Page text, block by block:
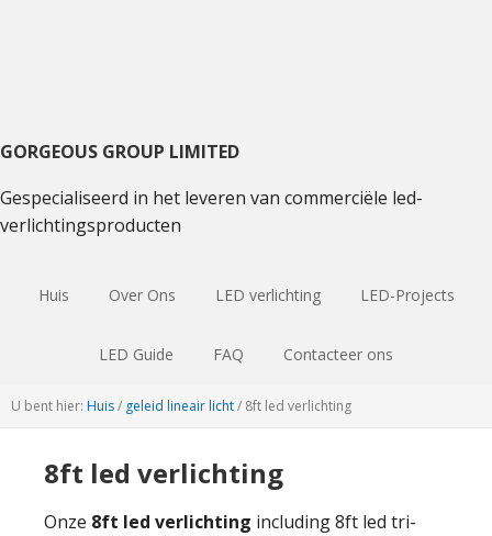
GORGEOUS GROUP LIMITED
Gespecialiseerd in het leveren van commerciële led-
verlichtingsproducten
Huis Over Ons LED verlichting LED-Projects
LED Guide FAQ Contacteer ons
U bent hier: Huis/ geleid lineair licht/ 8ft led verlichting
8ft led verlichting
Onze 8ft led verlichting including 8ft led tri-